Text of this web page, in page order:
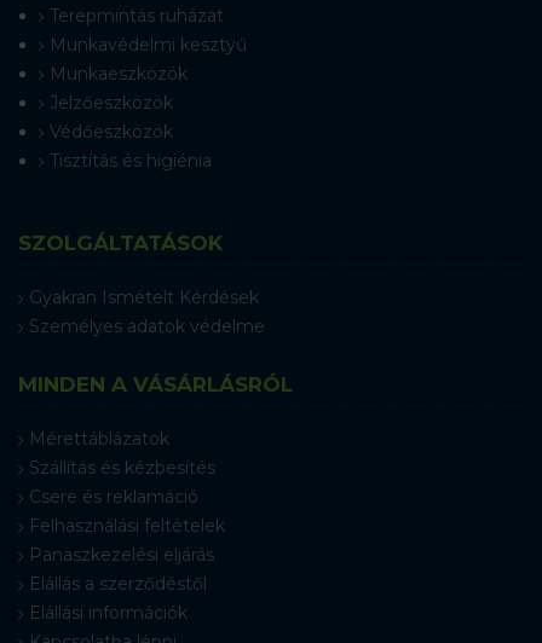
Terepmintás ruházat
Munkavédelmi kesztyű
Munkaeszközök
Jelzőeszközök
Védőeszközök
Tisztítás és higiénia
SZOLGÁLTATÁSOK
Gyakran Ismételt Kérdések
Személyes adatok védelme
MINDEN A VÁSÁRLÁSRÓL
Mérettáblázatok
Szállítás és kézbesítés
Csere és reklamáció
Felhasználási feltételek
Panaszkezelési eljárás
Elállás a szerződéstől
Elállási információk